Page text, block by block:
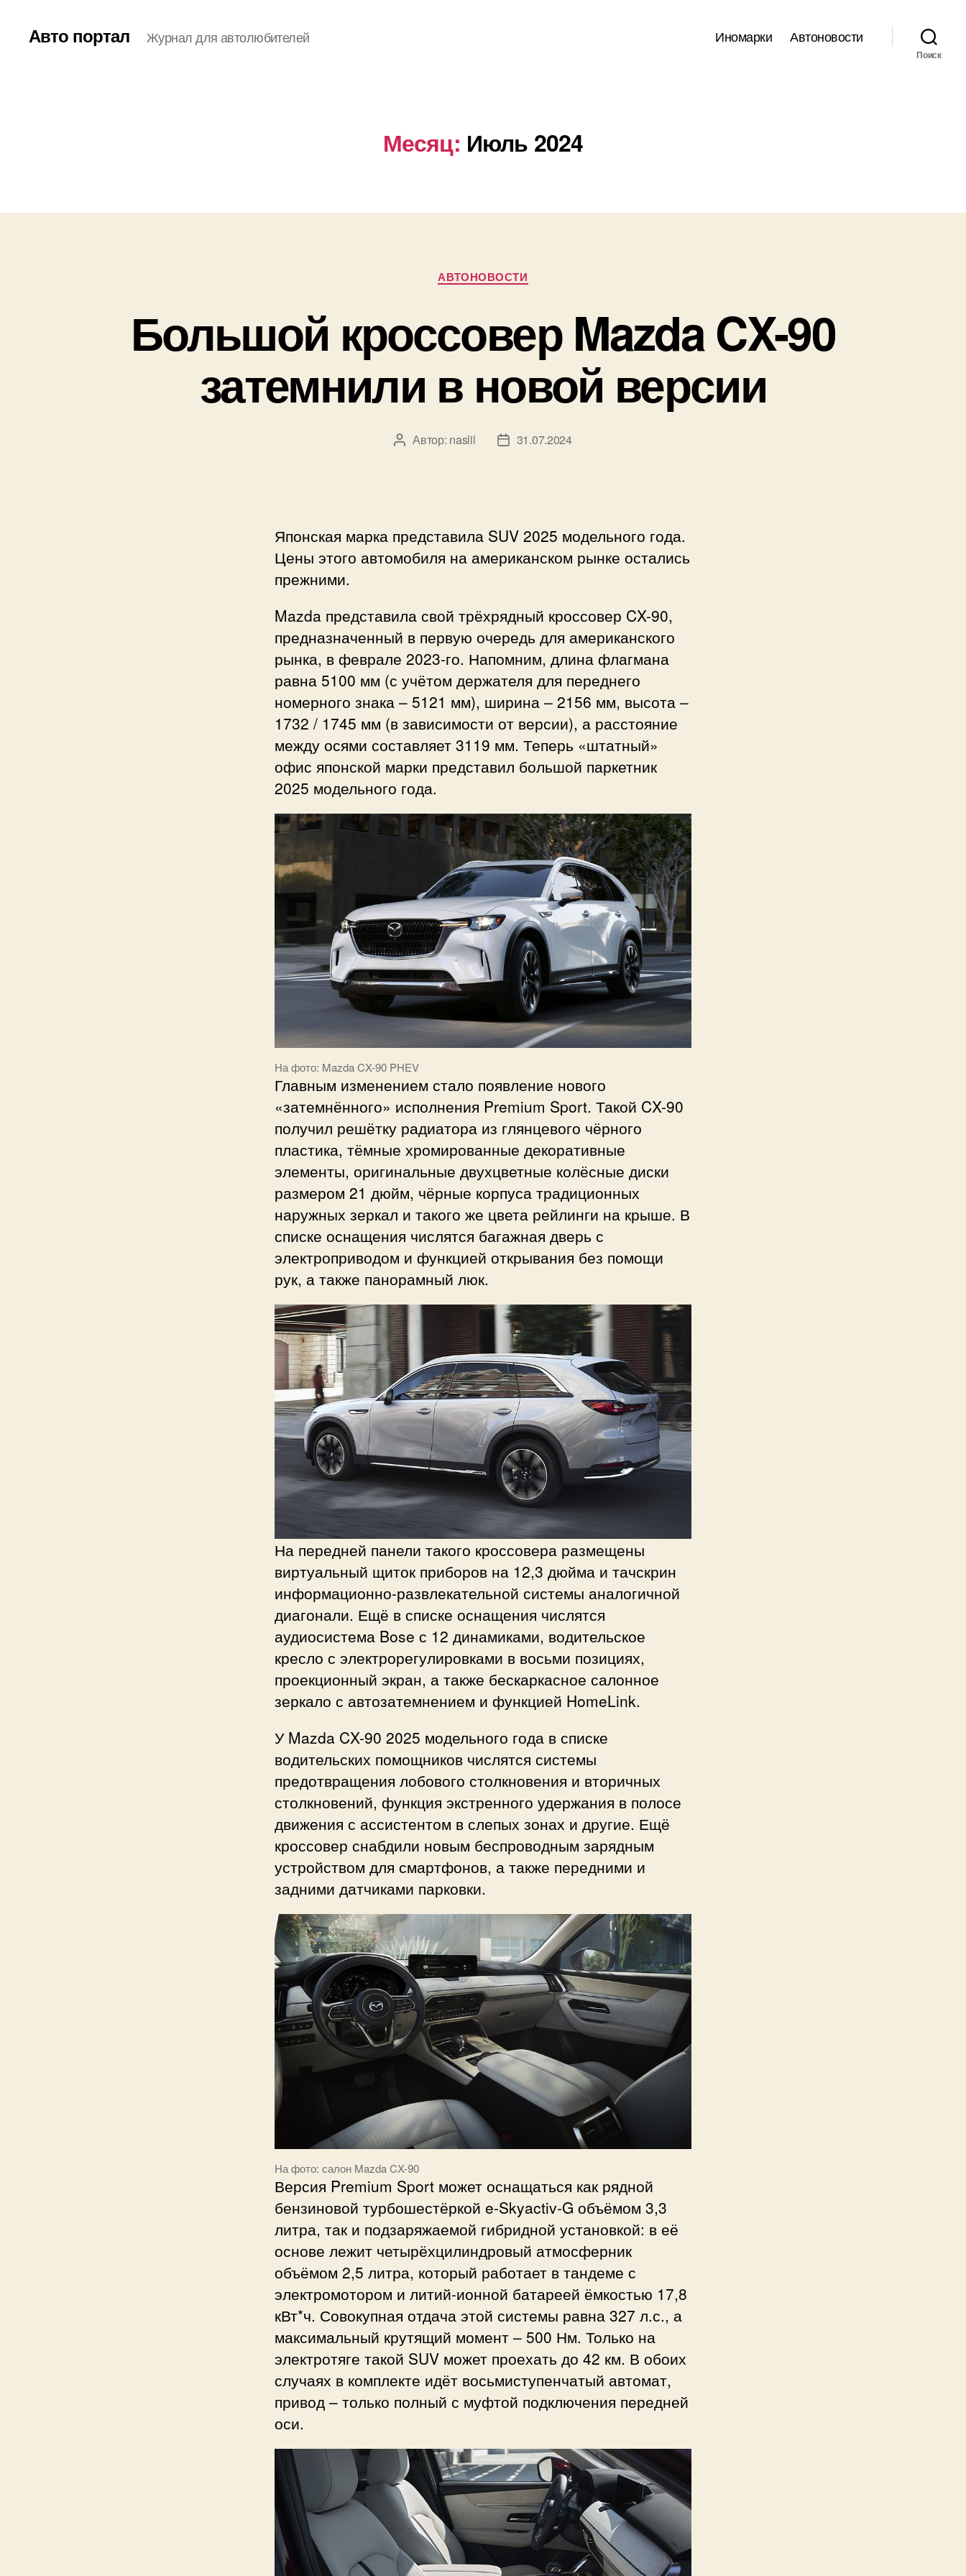
Авто портал Журнал для автолюбителей Иномарки Автоновости
Поиск
Месяц: Июль 2024
Рубрики
АВТОНОВОСТИ
Большой кроссовер Mazda CX-90
затемнили в новой версии
Автор
Автор: naslil
Дата31.07.2024
Японская марка представила SUV 2025 модельного года.
Цены этого автомобиля на американском рынке остались
прежними.
Mazda представила свой трёхрядный кроссовер CX-90,
предназначенный в первую очередь для американского
рынка, в феврале 2023-го. Напомним, длина флагмана
равна 5100 мм (с учётом держателя для переднего
номерного знака – 5121 мм), ширина – 2156 мм, высота –
1732 / 1745 мм (в зависимости от версии), а расстояние
между осями составляет 3119 мм. Теперь «штатный»
офис японской марки представил большой паркетник
2025 модельного года.
На фото: Mazda CX-90 PHEV
Главным изменением стало появление нового
«затемнённого» исполнения Premium Sport. Такой CX-90
получил решётку радиатора из глянцевого чёрного
пластика, тёмные хромированные декоративные
элементы, оригинальные двухцветные колёсные диски
размером 21 дюйм, чёрные корпуса традиционных
наружных зеркал и такого же цвета рейлинги на крыше. В
списке оснащения числятся багажная дверь с
электроприводом и функцией открывания без помощи
рук, а также панорамный люк.
На передней панели такого кроссовера размещены
виртуальный щиток приборов на 12,3 дюйма и тачскрин
информационно-развлекательной системы аналогичной
диагонали. Ещё в списке оснащения числятся
аудиосистема Bose с 12 динамиками, водительское
кресло с электрорегулировками в восьми позициях,
проекционный экран, а также бескаркасное салонное
зеркало с автозатемнением и функцией HomeLink.
У Mazda CX-90 2025 модельного года в списке
водительских помощников числятся системы
предотвращения лобового столкновения и вторичных
столкновений, функция экстренного удержания в полосе
движения с ассистентом в слепых зонах и другие. Ещё
кроссовер снабдили новым беспроводным зарядным
устройством для смартфонов, а также передними и
задними датчиками парковки.
На фото: салон Mazda CX-90
Версия Premium Sport может оснащаться как рядной
бензиновой турбошестёркой e-Skyactiv-G объёмом 3,3
литра, так и подзаряжаемой гибридной установкой: в её
основе лежит четырёхцилиндровый атмосферник
объёмом 2,5 литра, который работает в тандеме с
электромотором и литий-ионной батареей ёмкостью 17,8
кВт*ч. Совокупная отдача этой системы равна 327 л.с., а
максимальный крутящий момент – 500 Нм. Только на
электротяге такой SUV может проехать до 42 км. В обоих
случаях в комплекте идёт восьмиступенчатый автомат,
привод – только полный с муфтой подключения передней
оси.